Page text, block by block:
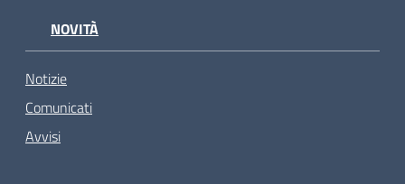
NOVITÀ
Notizie
Comunicati
Avvisi